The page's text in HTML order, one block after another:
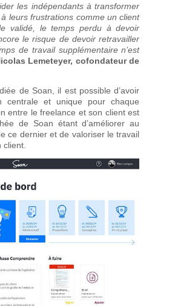
les indépendants à transformer
leurs frustrations comme un client
validé, le temps perdu à devoir
le risque de devoir retravailler
de travail supplémentaire n’est
Lemeteyer, cofondateur de
de Soan, il est possible d’avoir
centrale et unique pour chaque
entre le freelance et son client est
de Soan étant d’améliorer au
ce dernier et de valoriser le travail